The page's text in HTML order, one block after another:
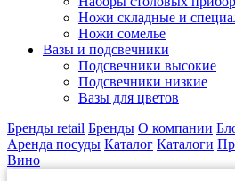
Ножи складные и
Ножи сомелье
Вазы и подсвечники
Подсвечники высокие
Подсвечники низкие
Вазы для цветов
Бренды retail Бренды О компании
Аренда посуды Каталог Каталоги
Вино